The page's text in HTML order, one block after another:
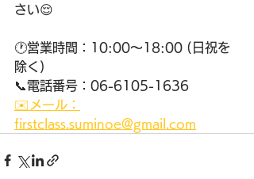
さい😌
🕐営業時間：10:00〜18:00 (日祝を
除く)
📞電話番号：06-6105-1636
✉️メール：
firstclass.suminoe@gmail.com